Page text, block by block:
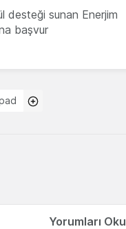
desteği sunan Enerjim
başvur
Yorumları Oku